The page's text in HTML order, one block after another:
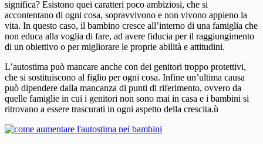
significa? Esistono quei caratteri poco ambiziosi, che si
accontentano di ogni cosa, sopravvivono e non vivono appieno la
vita. In questo caso, il bambino cresce all’interno di una famiglia che
non educa alla voglia di fare, ad avere fiducia per il raggiungimento
di un obiettivo o per migliorare le proprie abilità e attitudini.
L’autostima può mancare anche con dei genitori troppo protettivi,
che si sostituiscono al figlio per ogni cosa. Infine un’ultima causa
può dipendere dalla mancanza di punti di riferimento, ovvero da
quelle famiglie in cui i genitori non sono mai in casa e i bambini si
ritrovano a essere trascurati in ogni aspetto della crescita.ù